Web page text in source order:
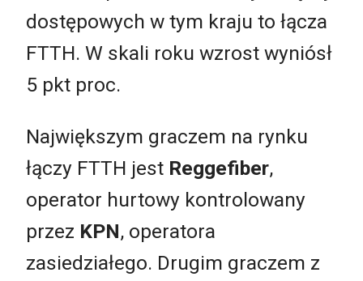
dostępowych w tym kraju to łącza
FTTH. W skali roku wzrost wyniósł
5 pkt proc.
Największym graczem na rynku
łączy FTTH jest Reggefiber,
operator hurtowy kontrolowany
przez KPN, operatora
zasiedziałego. Drugim graczem z